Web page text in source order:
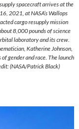
spacecraft arrives at the
2021, at NASA’s Wallops
cargo resupply mission
8,000 pounds of science
laboratory and its crew.
Katherine Johnson,
gender and race. The launch
(NASA/Patrick Black)